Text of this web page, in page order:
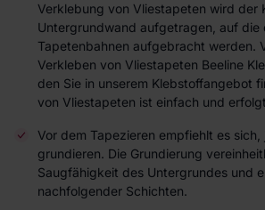
Verklebung von Vliestapeten wird der
Untergrundwand aufgetragen, auf die
Tapetenbahnen aufgebracht werden.
Verkleben von Vliestapeten Beeline
den Sie in unserem Klebstoffangebot
von Vliestapeten ist einfach und
Vor dem Tapezieren empfiehlt es sich,
grundieren. Die Grundierung
Saugfähigkeit des Untergrundes und
nachfolgender Schichten.